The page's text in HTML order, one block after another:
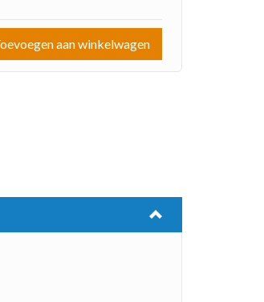
aan winkelwagen